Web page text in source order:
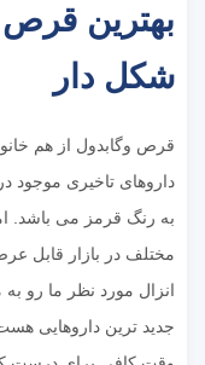
بهترین
شکل دار
قرص وگابدول از هم
داروهای تاخیری موجود
به رنگ قرمز می باشد.
مختلف در بازار قابل
انزال مورد نظر ما رو
جدید ترین داروهایی